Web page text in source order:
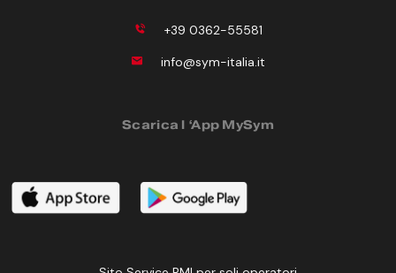
+39 0362-55581
info@sym-italia.it
Scarica l ‘App MySym